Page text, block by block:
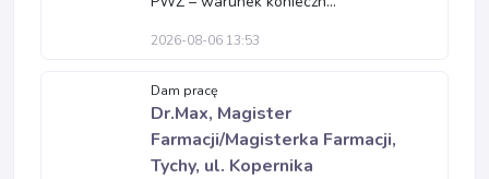
2026-08-06 13:53
Dam pracę
Dr.Max, Magister
Farmacji/Magisterka Farmacji,
Tychy, ul. Kopernika